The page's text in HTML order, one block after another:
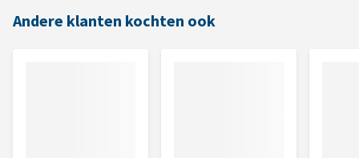
Andere klanten kochten ook